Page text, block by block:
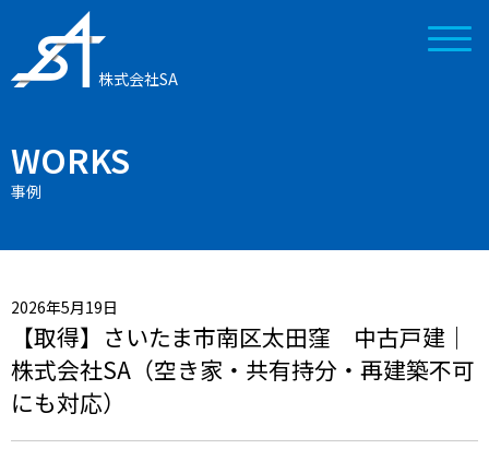
株式会社SA
WORKS
事例
2026年5月19日
【取得】さいたま市南区太田窪 中古戸建｜
株式会社SA（空き家・共有持分・再建築不可
にも対応）